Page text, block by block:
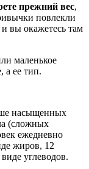
прежний вес,
повлекли
вы окажетесь там
маленькое
а ее тип.
насыщенных
(сложных
ежедневно
жиров, 12
углеводов.